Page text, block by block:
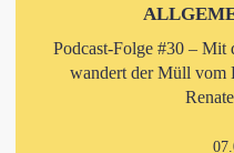
Podcast-Folge #30 – Mit
wandert der Müll vom